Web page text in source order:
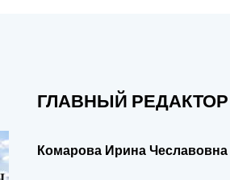
ГЛАВНЫЙ РЕДАКТОР
Комарова Ирина Чеславовна